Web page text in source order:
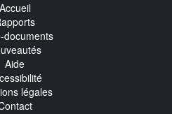
Accueil
documents
Aide
légales